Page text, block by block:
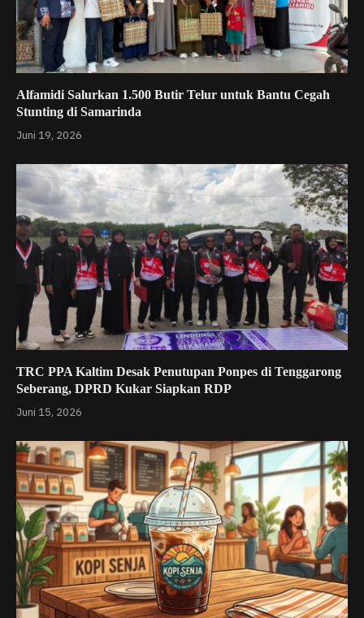
Alfamidi Salurkan 1.500 Butir Telur untuk Bantu Cegah
Stunting di Samarinda
Juni 19, 2026
TRC PPA Kaltim Desak Penutupan Ponpes di Tenggarong
Seberang, DPRD Kukar Siapkan RDP
Juni 15, 2026